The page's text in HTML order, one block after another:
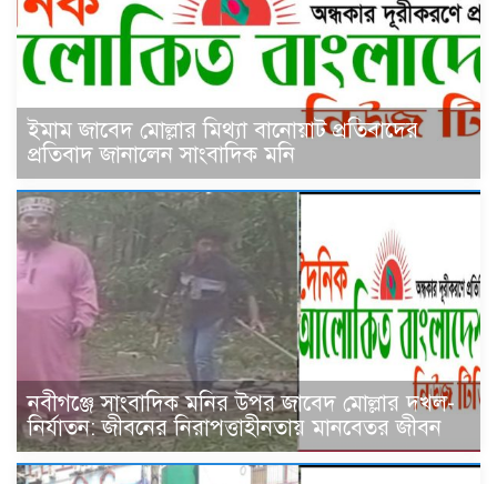
ইমাম জাবেদ মোল্লার মিথ্যা বানোয়াট প্রতিবাদের
প্রতিবাদ জানালেন সাংবাদিক মনি
নবীগঞ্জে সাংবাদিক মনির উপর জাবেদ মোল্লার দখল-
নির্যাতন: জীবনের নিরাপত্তাহীনতায় মানবেতর জীবন